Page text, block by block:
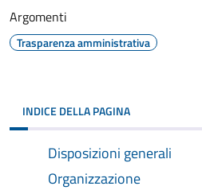
Argomenti
Trasparenza amministrativa
INDICE DELLA PAGINA
Disposizioni generali
Organizzazione